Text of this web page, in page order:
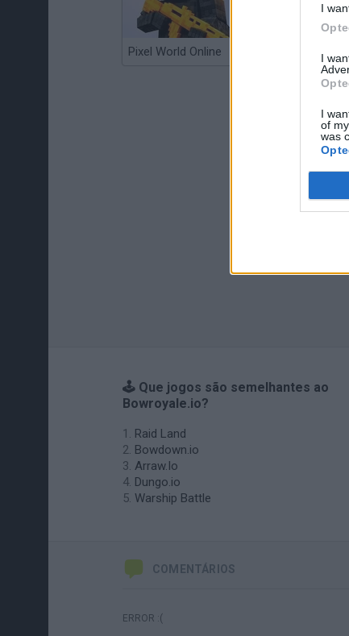
I
I
I
of
was
Pixel World Online Jump for
🕹️ Que jogos são semelhantes ao
Bowroyale.io?
Raid Land
Bowdown.io
Arraw.Io
Dungo.io
Warship Battle
COMENTÁRIOS
ERROR :(